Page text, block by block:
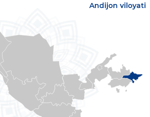
Andijon viloyati